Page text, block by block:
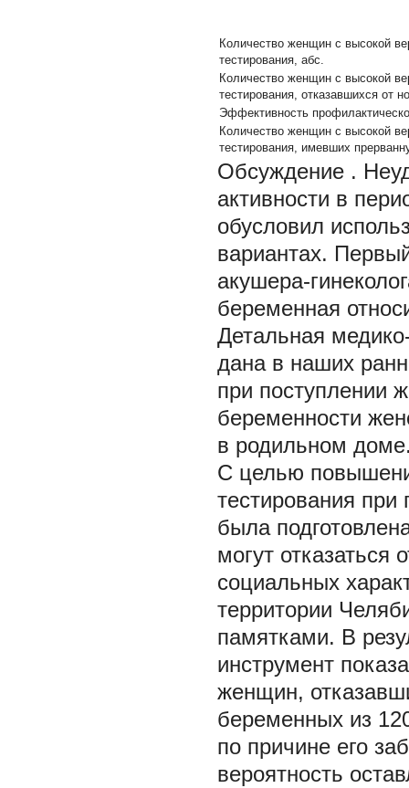
Количество женщин с высокой
тестирования, абс.
Количество женщин с высокой
тестирования, отказавшихся от
Эффективность
Количество женщин с высокой
тестирования, имевших
Обсуждение .
активности в
обусловил
вариантах.
акушера-
беременная
Детальная
дана в наших
при поступлении
беременности
в родильном
С целью
тестирования при
была
могут отказаться
социальных
территории
памятками. В
инструмент
женщин,
беременных из
по причине его
вероятность